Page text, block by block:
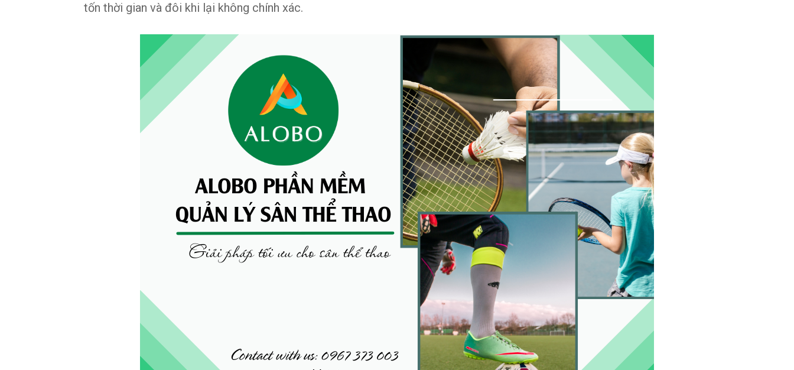
tốn thời gian và đôi khi lại không chính xác.